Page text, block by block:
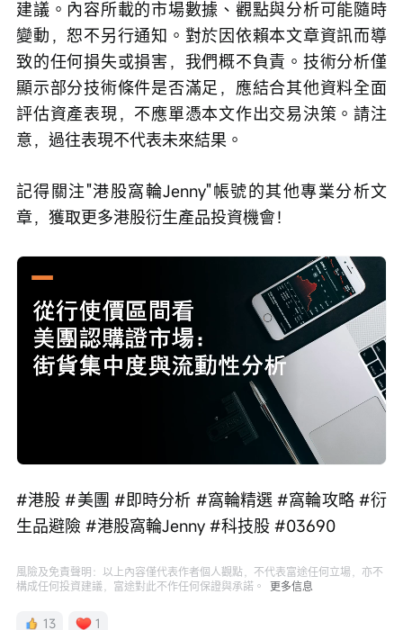
建議。內容所載的市場數據、觀點與分析可能隨時
變動，恕不另行通知。對於因依賴本文章資訊而導
致的任何損失或損害，我們概不負責。技術分析僅
顯示部分技術條件是否滿足，應結合其他資料全面
評估資產表現，不應單憑本文作出交易決策。請注
意，過往表現不代表未來結果。
記得關注"港股窩輪Jenny"帳號的其他專業分析文
章，獲取更多港股衍生產品投資機會！
放
#港股 #美團 #即時分析 #窩輪精選 #窩輪攻略 #衍
生品避險 #港股窩輪Jenny #科技股 #03690
風險及免責聲明：以上內容僅代表作者個人觀點，不代表富途任何立場，亦不
構成任何投資建議，富途對此不作任何保證與承諾。
更多信息
13 1